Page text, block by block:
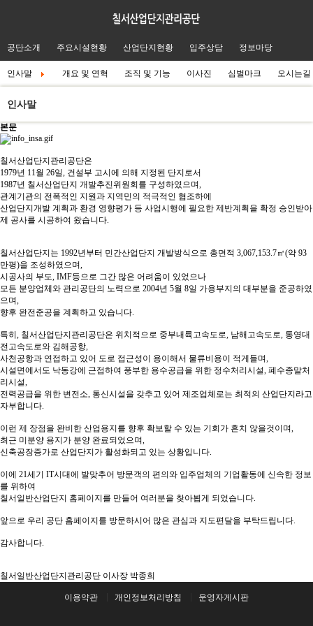
공단소개 주요시설현황 산업단지현황 입주상담 정보마당
인사말 개요 및 연혁 조직 및 기능 이사진 심벌마크 오시는길
인사말
본문
칠서산업단지관리공단은
1979년 11월 26일, 건설부 고시에 의해 지정된 단지로서
1987년 칠서산업단지 개발추진위원회를 구성하였으며,
관계기관의 전폭적인 지원과 지역민의 적극적인 협조하에
산업단지개발 계획과 환경 영향평가 등 사업시행에 필요한 제반계획을 확정 승인받아
제 공사를 시공하여 왔습니다.
칠서산업단지는 1992년부터 민간산업단지 개발방식으로 총면적 3,067,153.7㎡(약 93
만평)을 조성하였으며,
시공사의 부도, IMF등으로 그간 많은 어려움이 있었으나
모든 분양업체와 관리공단의 노력으로 2004년 5월 8일 가용부지의 대부분을 준공하였
으며,
향후 완전준공을 계획하고 있습니다.
특히, 칠서산업단지관리공단은 위치적으로 중부내륙고속도로, 남해고속도로, 통영대
전고속도로와 김해공항,
사천공항과 연접하고 있어 도로 접근성이 용이해서 물류비용이 적게들며,
시설면에서도 낙동강에 근접하여 풍부한 용수공급을 위한 정수처리시설, 폐수종말처
리시설,
전력공급을 위한 변전소, 통신시설을 갖추고 있어 제조업체로는 최적의 산업단지라고
자부합니다.
이런 제 장점을 완비한 산업용지를 향후 확보할 수 있는 기회가 흔치 않을것이며,
최근 미분양 용지가 분양 완료되었으며,
신축공장증가로 산업단지가 활성화되고 있는 상황입니다.
이에 21세기 IT시대에 발맞추어 방문객의 편의와 입주업체의 기업활동에 신속한 정보
를 위하여
칠서일반산업단지 홈페이지를 만들어 여러분을 찾아뵙게 되었습니다.
앞으로 우리 공단 홈페이지를 방문하시어 많은 관심과 지도편달을 부탁드립니다.
감사합니다.
칠서일반산업단지관리공단 이사장 박종희
이용약관 개인정보처리방침 운영자게시판